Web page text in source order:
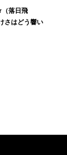
落日飛
さはどう響い